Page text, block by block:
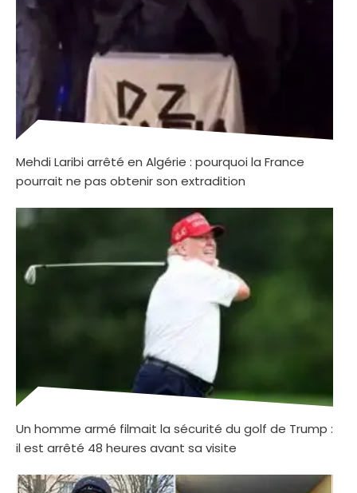
Mehdi Laribi arrêté en Algérie : pourquoi la France
pourrait ne pas obtenir son extradition
Un homme armé filmait la sécurité du golf de Trump :
il est arrêté 48 heures avant sa visite